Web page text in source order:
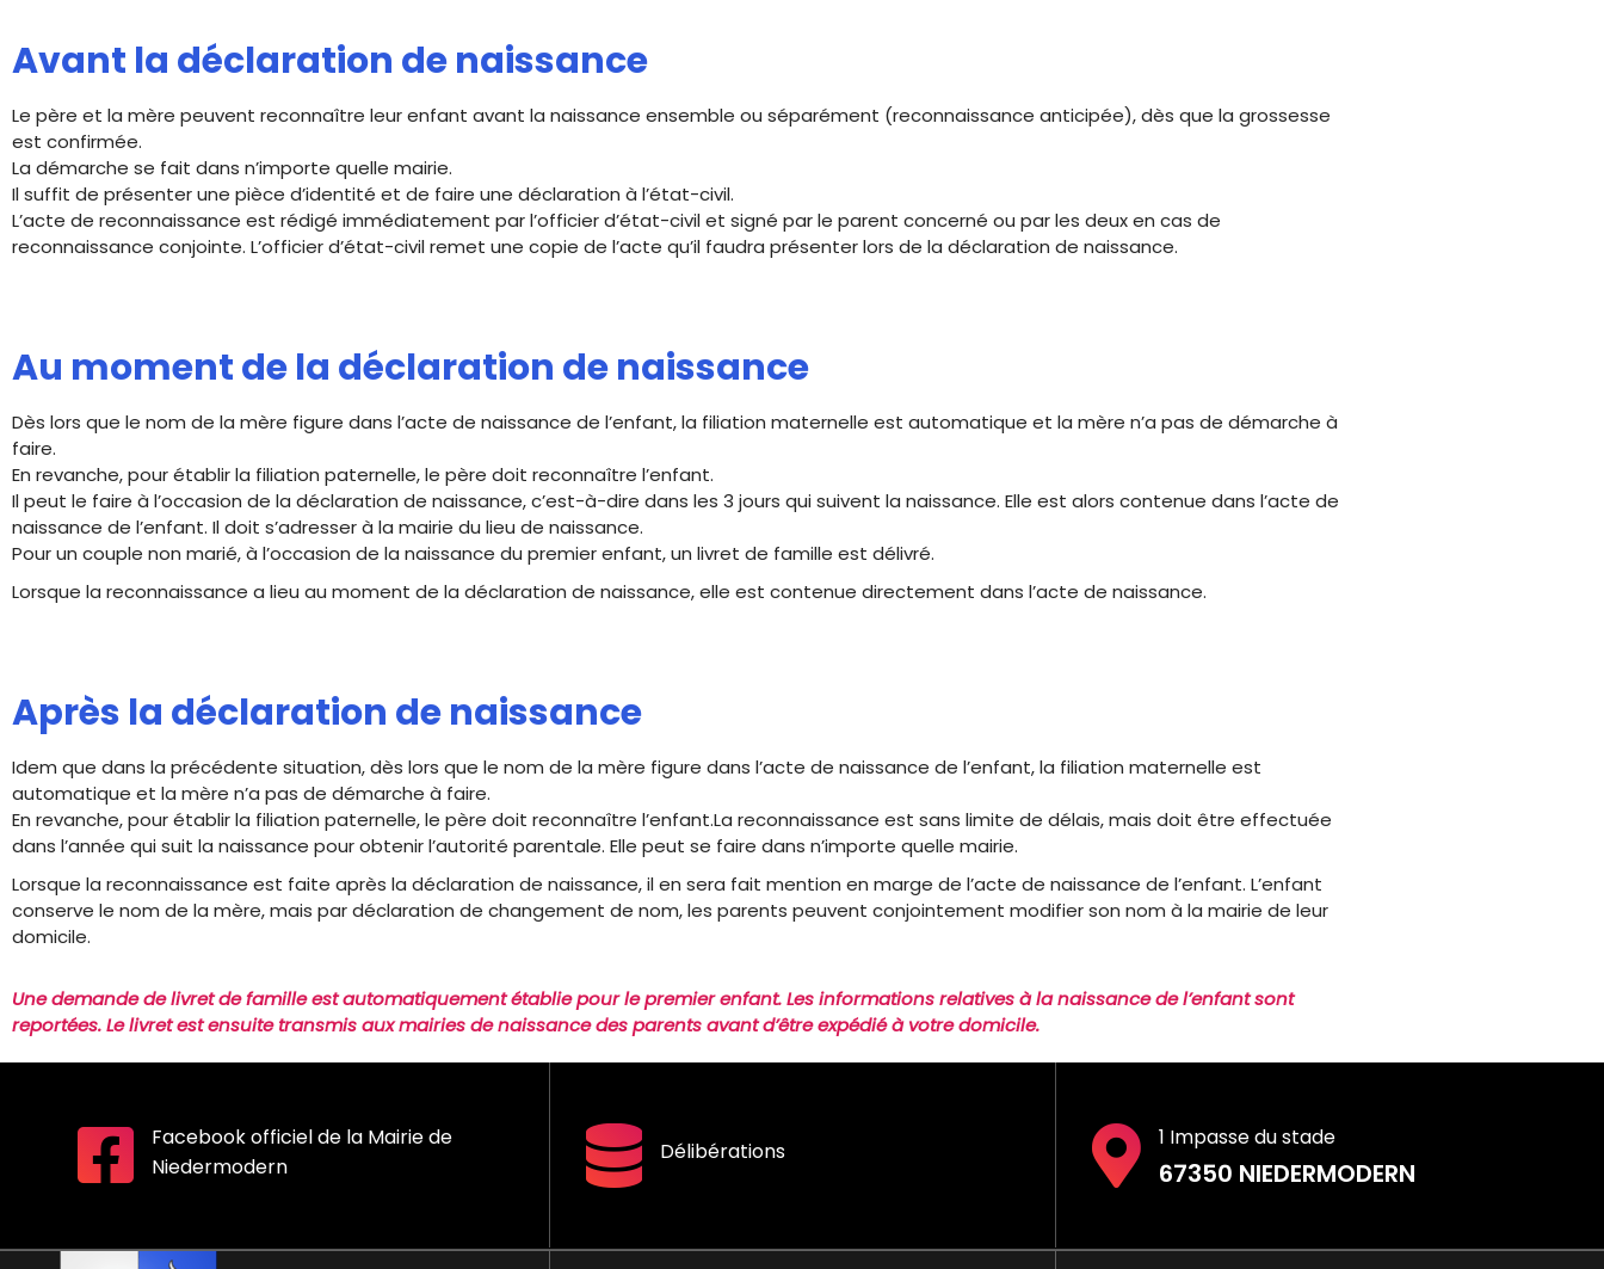
Avant la déclaration de naissance
Le père et la mère peuvent reconnaître leur enfant avant la naissance ensemble ou séparément (reconnaissance anticipée), dès que la grossesse
est confirmée.
La démarche se fait dans n’importe quelle mairie.
Il suffit de présenter une pièce d’identité et de faire une déclaration à l’état-civil.
L’acte de reconnaissance est rédigé immédiatement par l’officier d’état-civil et signé par le parent concerné ou par les deux en cas de
reconnaissance conjointe. L’officier d’état-civil remet une copie de l’acte qu’il faudra présenter lors de la déclaration de naissance.
Au moment de la déclaration de naissance
Dès lors que le nom de la mère figure dans l’acte de naissance de l’enfant, la filiation maternelle est automatique et la mère n’a pas de démarche à
faire.
En revanche, pour établir la filiation paternelle, le père doit reconnaître l’enfant.
Il peut le faire à l’occasion de la déclaration de naissance, c’est-à-dire dans les 3 jours qui suivent la naissance. Elle est alors contenue dans l’acte de
naissance de l’enfant. Il doit s’adresser à la mairie du lieu de naissance.
Pour un couple non marié, à l’occasion de la naissance du premier enfant, un livret de famille est délivré.
Lorsque la reconnaissance a lieu au moment de la déclaration de naissance, elle est contenue directement dans l’acte de naissance.
Après la déclaration de naissance
Idem que dans la précédente situation, dès lors que le nom de la mère figure dans l’acte de naissance de l’enfant, la filiation maternelle est
automatique et la mère n’a pas de démarche à faire.
En revanche, pour établir la filiation paternelle, le père doit reconnaître l’enfant.La reconnaissance est sans limite de délais, mais doit être effectuée
dans l’année qui suit la naissance pour obtenir l’autorité parentale. Elle peut se faire dans n’importe quelle mairie.
Lorsque la reconnaissance est faite après la déclaration de naissance, il en sera fait mention en marge de l’acte de naissance de l’enfant. L’enfant
conserve le nom de la mère, mais pardéclaration de changement de nom, les parents peuvent conjointement modifier son nom à la mairie de leur
domicile.
Une demande de livret de famille est automatiquement établie pour le premier enfant. Les informations relatives à la naissance de l’enfant sont
reportées. Le livret est ensuite transmis aux mairies de naissance des parents avant d’être expédié à votre domicile.
Facebook officiel de la Mairie de
Niedermodern
Délibérations
1 Impasse du stade
67350 NIEDERMODERN